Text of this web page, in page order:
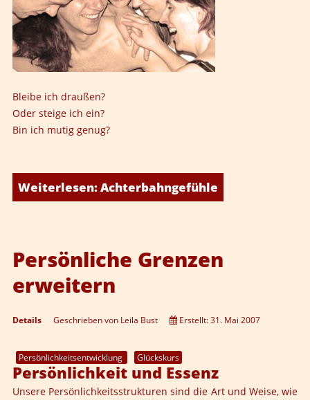
Bleibe ich draußen?
Oder steige ich ein?
Bin ich mutig genug?
Weiterlesen: Achterbahngefühle
Persönliche Grenzen
erweitern
Details Geschrieben von Leila Bust Erstellt: 31. Mai 2007
Persönlichkeitsentwicklung Glückskurs
Persönlichkeit und Essenz
Unsere Persönlichkeitsstrukturen sind die Art und Weise, wie